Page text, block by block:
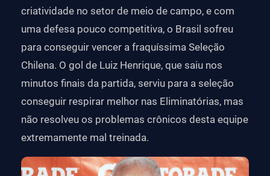
criatividade no setor de meio de campo, e com
uma defesa pouco competitiva, o Brasil sofreu
para conseguir vencer a fraquíssima Seleção
Chilena. O gol de Luiz Henrique, que saiu nos
minutos finais da partida, serviu para a seleção
conseguir respirar melhor nas Eliminatórias, mas
não resolveu os problemas crônicos desta equipe
extremamente mal treinada.